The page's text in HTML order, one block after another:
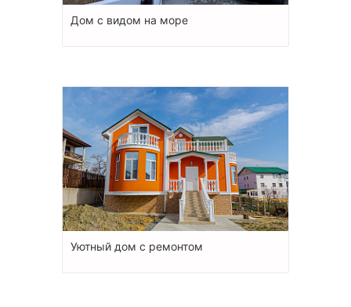
Дом с видом на море
Уютный дом с ремонтом